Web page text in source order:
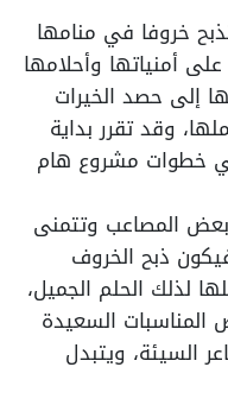
خروفا في منامها
أمنياتها وأحلامها
إلى حصد الخيرات
وقد تقرر بداية
خطوات مشروع هام
المصاعب وتتمنى
ذبح الخروف
لذلك الحلم الجميل،
السعيدة
السيئة، ويتبدل